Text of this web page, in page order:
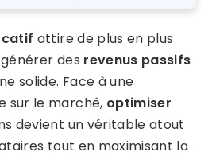
attire de plus en plus
des revenus passifs
solide. Face à une
sur le marché, optimiser
devient un véritable atout
tout en maximisant la